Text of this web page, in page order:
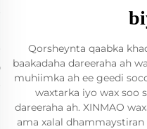
Qorsheynta qaabka
baakadaha dareeraha ah
muhiimka ah ee geedi
waxtarka iyo wax soo
dareeraha ah. XINMAO
ama xalal